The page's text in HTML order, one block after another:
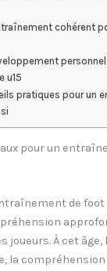
cohérent
u15
pratiques pour un
pour un
de foot
joueurs. À cet
la compréhension